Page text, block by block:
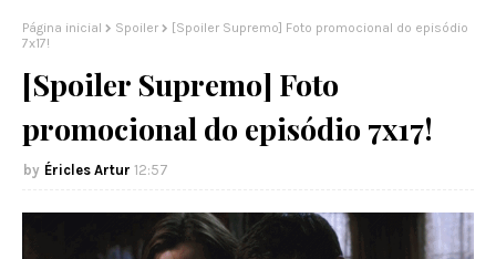
Página inicial Spoiler
[Spoiler Supremo] Foto promocional do episódio
7x17!
[Spoiler Supremo] Foto
promocional do episódio 7x17!
Éricles Artur 12:57